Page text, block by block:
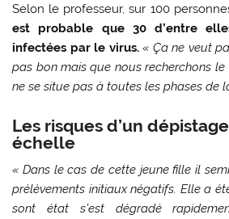
Selon le professeur, sur 100
est probable que 30 d’entre
infectées par le virus. « Ça ne veut
pas bon mais que nous recherchons
ne se situe pas à toutes les phases de
Les risques d’un
échelle
« Dans le cas de cette jeune fille il
prélèvements initiaux négatifs. Elle a
sont état s’est dégradé